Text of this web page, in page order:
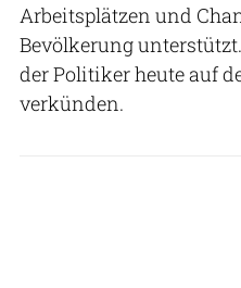
Arbeitsplätzen und
Bevölkerung
der Politiker heute auf
verkünden.